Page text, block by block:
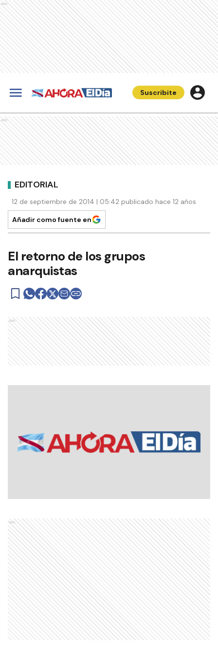
Ads
Suscribite
Ads
EDITORIAL
12 de septiembre de 2014 | 05:42 publicado hace 12 años
Añadir como fuente en
El retorno de los grupos
anarquistas
Ads
Ads